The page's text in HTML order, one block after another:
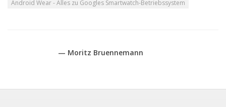
Android Wear - Alles zu Googles Smartwatch-Betriebssystem
— Moritz Bruennemann